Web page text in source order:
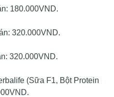
180.000VND.
320.000VND.
320.000VND.
(Sữa F1, Bột Protein